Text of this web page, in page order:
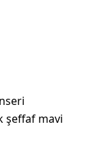
şeffaf mavi